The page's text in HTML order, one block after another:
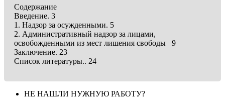
Содержание
Введение. 3
1. Надзор за осужденными. 5
2. Административный надзор за лицами,
освобожденными из мест лишения свободы 9
Заключение. 23
Список литературы.. 24
НЕ НАШЛИ НУЖНУЮ РАБОТУ?